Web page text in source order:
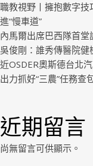
職教視野丨擁抱數字技
進“慢車道”
內馬爾出席巴西隊首
吳俊剛：誰秀傳醫院健
近OSDER奧斯德台北
出力抓好“三農”任務查
近期留言
尚無留言可供顯示。